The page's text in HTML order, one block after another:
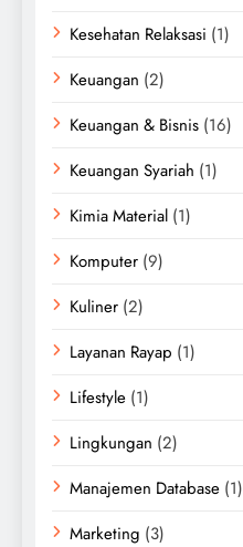
Kesehatan Relaksasi (1)
Keuangan (2)
Keuangan & Bisnis (16)
Keuangan Syariah (1)
Kimia Material (1)
Komputer (9)
Kuliner (2)
Layanan Rayap (1)
Lifestyle (1)
Lingkungan (2)
Manajemen Database (1)
Marketing (3)